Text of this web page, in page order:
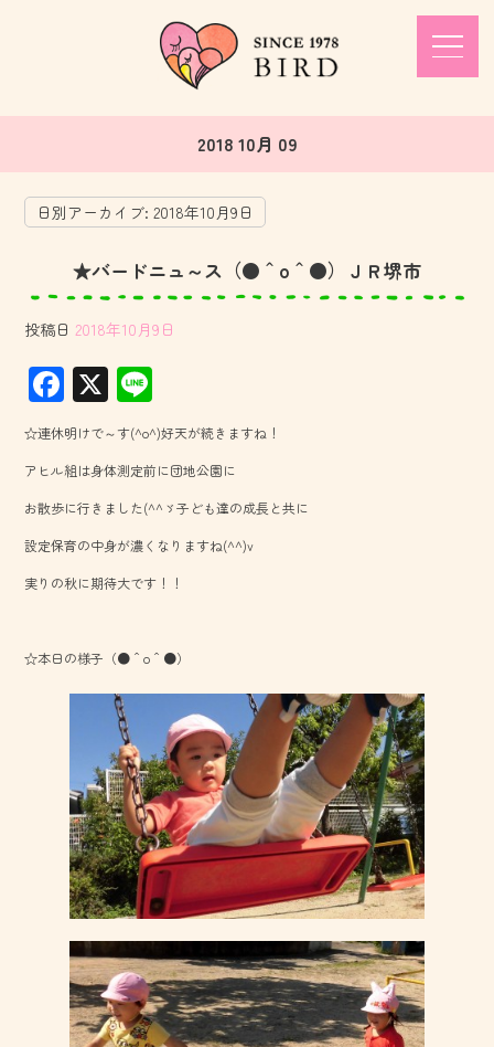
2018 10月 09
日別アーカイブ:2018年10月9日
★バードニュ～ス（●＾o＾●）ＪＲ堺市
投稿日 2018年10月9日
F
ac
e
b
o
ok
X
ne
☆連休明けで～す(^o^)好天が続きますね！
アヒル組は身体測定前に団地公園に
お散歩に行きました(^^ゞ子ども達の成長と共に
設定保育の中身が濃くなりますね(^^)v
実りの秋に期待大です！！
☆本日の様子（●＾o＾●）